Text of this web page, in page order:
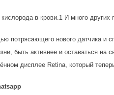
в крови.1 И много
потрясающего нового датчика и
быть активнее и оставаться на
дисплее Retina, который